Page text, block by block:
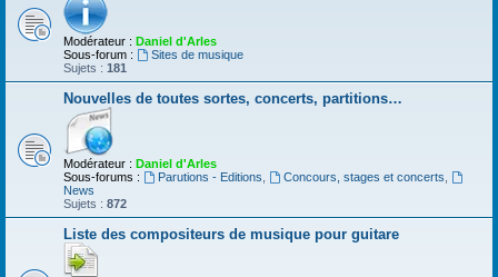
Modérateur : Daniel d'Arles
Sous-forum :
Sites de musique
Sujets : 181
Nouvelles de toutes sortes, concerts, partitions…
Modérateur : Daniel d'Arles
Sous-forums :
Parutions - Editions Concours, stages et concerts
News
Sujets : 872
Liste des compositeurs de musique pour guitare